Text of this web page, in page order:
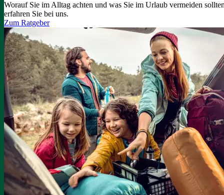
Worauf Sie im Alltag achten und was Sie im Urlaub vermeiden
erfahren Sie bei uns.
Zum Ratgeber